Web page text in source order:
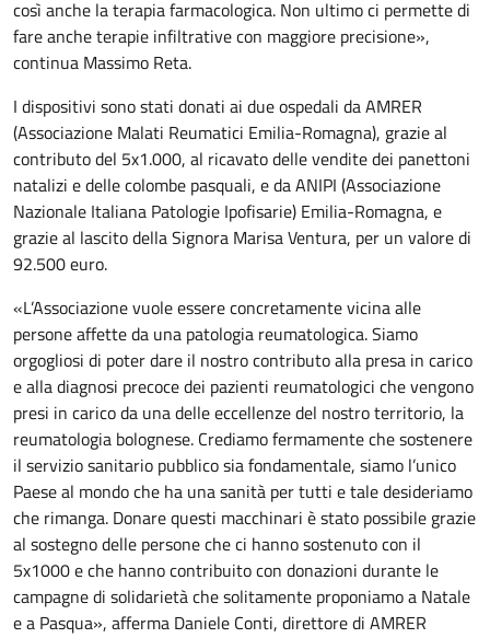
così anche la terapia farmacologica. Non ultimo ci permette di
fare anche terapie infiltrative con maggiore precisione»,
continua Massimo Reta.
I dispositivi sono stati donati ai due ospedali da AMRER
(Associazione Malati Reumatici Emilia-Romagna), grazie al
contributo del 5x1.000, al ricavato delle vendite dei panettoni
natalizi e delle colombe pasquali, e da ANIPI (Associazione
Nazionale Italiana Patologie Ipofisarie) Emilia-Romagna, e
grazie al lascito della Signora Marisa Ventura, per un valore di
92.500 euro.
«L’Associazione vuole essere concretamente vicina alle
persone affette da una patologia reumatologica. Siamo
orgogliosi di poter dare il nostro contributo alla presa in carico
e alla diagnosi precoce dei pazienti reumatologici che vengono
presi in carico da una delle eccellenze del nostro territorio, la
reumatologia bolognese. Crediamo fermamente che sostenere
il servizio sanitario pubblico sia fondamentale, siamo l’unico
Paese al mondo che ha una sanità per tutti e tale desideriamo
che rimanga. Donare questi macchinari è stato possibile grazie
al sostegno delle persone che ci hanno sostenuto con il
5x1000 e che hanno contribuito con donazioni durante le
campagne di solidarietà che solitamente proponiamo a Natale
e a Pasqua», afferma Daniele Conti, direttore di AMRER